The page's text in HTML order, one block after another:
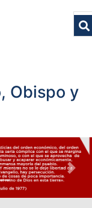
Obispo y